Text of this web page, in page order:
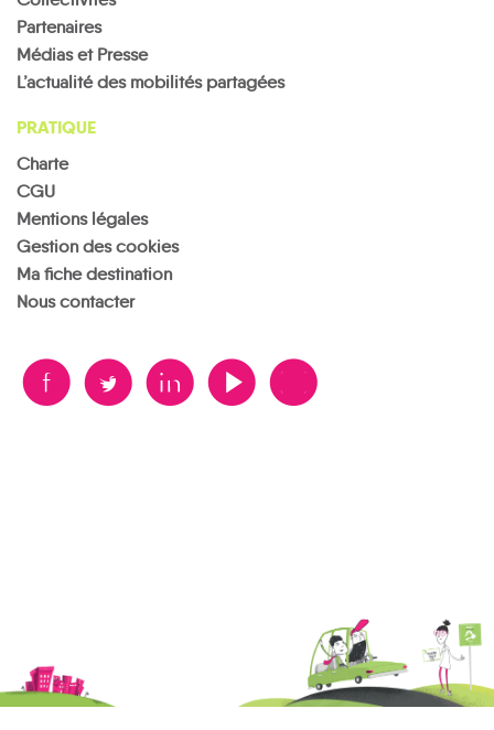
Partenaires
Médias et Presse
L’actualité des mobilités partagées
PRATIQUE
Charte
CGU
Mentions légales
Gestion des cookies
Ma fiche destination
Nous contacter
B A D F V